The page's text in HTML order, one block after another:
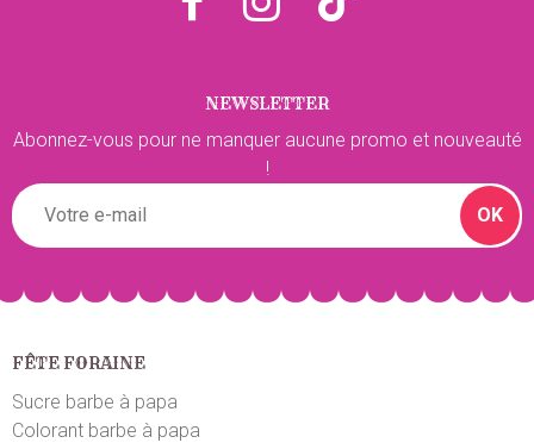
NEWSLETTER
Abonnez-vous pour ne manquer aucune promo et nouveauté
!
OK
FÊTE FORAINE
Sucre barbe à papa
Colorant barbe à papa